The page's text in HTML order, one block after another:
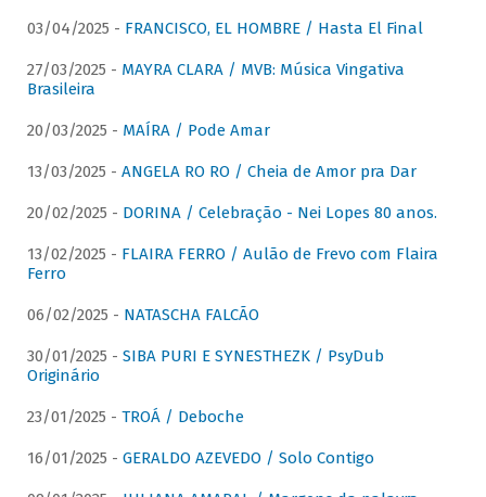
03/04/2025 - FRANCISCO, EL HOMBRE / Hasta El Final
27/03/2025 - MAYRA CLARA / MVB: Música Vingativa
Brasileira
20/03/2025 - MAÍRA / Pode Amar
13/03/2025 - ANGELA RO RO / Cheia de Amor pra Dar
20/02/2025 - DORINA / Celebração - Nei Lopes 80 anos.
13/02/2025 - FLAIRA FERRO / Aulão de Frevo com Flaira
Ferro
06/02/2025 - NATASCHA FALCÃO
30/01/2025 - SIBA PURI E SYNESTHEZK / PsyDub
Originário
23/01/2025 - TROÁ / Deboche
16/01/2025 - GERALDO AZEVEDO / Solo Contigo